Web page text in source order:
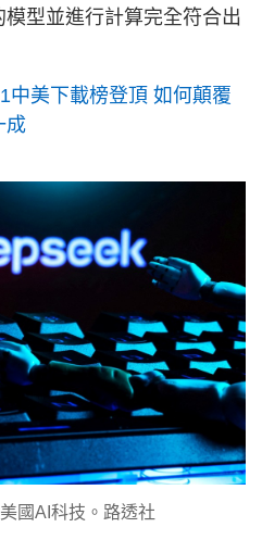
型並進行計算完全符合出
中美下載榜登頂 如何顛覆
成
國AI科技。路透社